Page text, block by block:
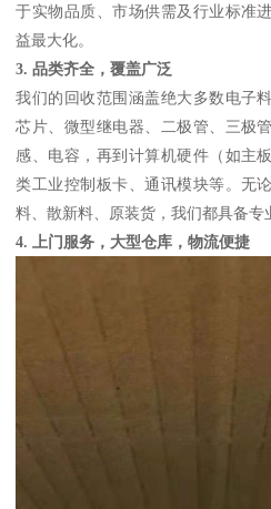
于实物品质、市场供需及行业标准
益最大化。
3. 品类齐全，覆盖广泛
我们的回收范围涵盖绝大多数电子
芯片、微型继电器、二极管、三极
感、电容，再到计算机硬件（如主
类工业控制板卡、通讯模块等。无
料、散新料、原装货，我们都具备专
4. 上门服务，大型仓库，物流便捷